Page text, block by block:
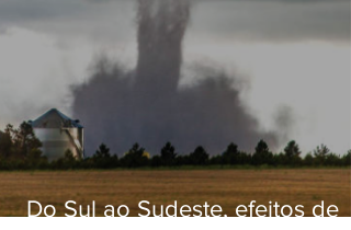
Do Sul ao Sudeste, efeitos de